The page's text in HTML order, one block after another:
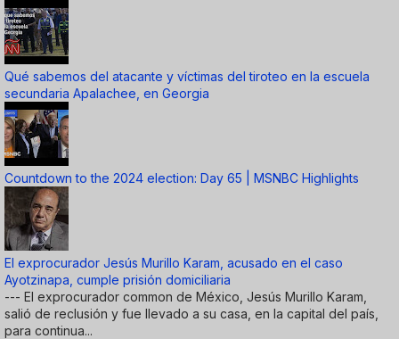
Qué sabemos del atacante y víctimas del tiroteo en la escuela
secundaria Apalachee, en Georgia
Countdown to the 2024 election: Day 65 | MSNBC Highlights
El exprocurador Jesús Murillo Karam, acusado en el caso
Ayotzinapa, cumple prisión domiciliaria
--- El exprocurador common de México, Jesús Murillo Karam,
salió de reclusión y fue llevado a su casa, en la capital del país,
para continua...